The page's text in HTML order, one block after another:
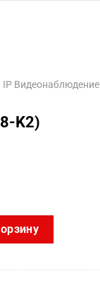
IP Видеонаблюдение
K2)
(AE-DC2018-K2)